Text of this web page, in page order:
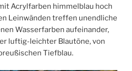
Acrylfarben himmelblau hoch
Leinwänden treffen unendliche
Wasserfarben aufeinander,
luftig-leichter Blautöne, von
Tiefblau.